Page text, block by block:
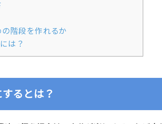
階段を作れるか
は？
るとは？